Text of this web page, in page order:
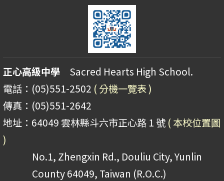
正心高級中學 Sacred Hearts High School.
電話：(05)551-2502 ( 分機一覽表 )
傳真：(05)551-2642
地址：64049 雲林縣斗六市正心路 1 號 ( 本校位置圖
)
No.1, Zhengxin Rd., Douliu City, Yunlin
County 64049, Taiwan (R.O.C.)